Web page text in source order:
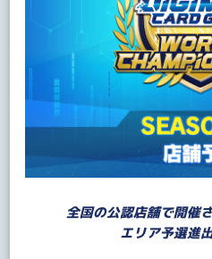
全国の公認店舗で開催
エリア予選進